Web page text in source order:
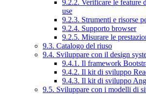
9.2.2. Verificare le feature
use
9.2.3. Strumenti e risorse
9.2.4. Supporto browser
9.2.5. Misurare le
9.3. Catalogo del riuso
9.4. Sviluppare con il design
9.4.1. Il framework
9.4.2. Il kit di sviluppo
9.4.3. Il kit di sviluppo
9.5. Sviluppare con i modelli di